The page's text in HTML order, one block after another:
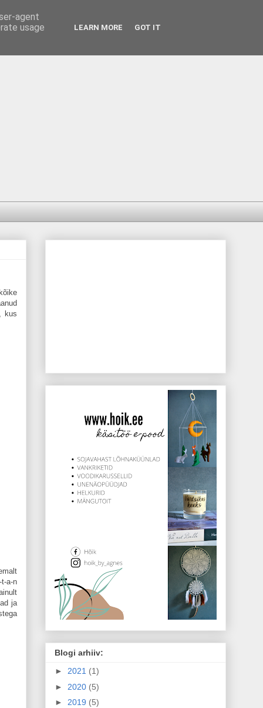
kus
a-n
ja
Blogi arhiiv:
► 2021 (1)
► 2020 (5)
► 2019 (5)
agent
usage
LEARN MORE GOT IT